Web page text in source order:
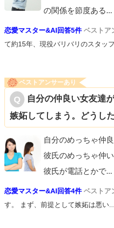
・国が本気で晩婚化対策をして
最終的には自分で気づくしか
ための行動（質問）をしてい
んな体験をして是非答えを見つ
の関係を節度ある...
恋愛マスター&AI回答5件 ベストア
て約15年、現役バリバリのスタッ
ベストアンサーあり
自分の仲良い女友達
嫉妬してしまう。どうし
自分のめっちゃ仲
彼氏のめっちゃ仲
彼氏が電話とかで...
恋愛マスター&AI回答4件 ベストア
す。 まず、前提として嫉妬は悪い...